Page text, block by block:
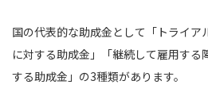
国の代表的な助成金として「トライア
に対する助成金」「継続して雇用する
する助成金」の3種類があります。